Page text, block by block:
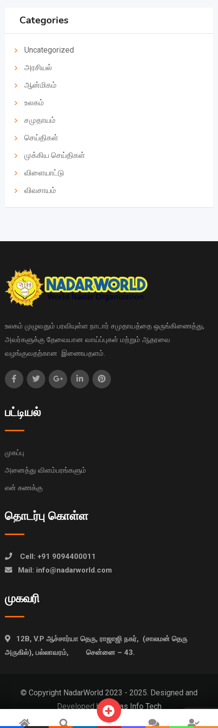
Categories
Uncategorized
அரசியல்
ஆன்மிகம்
உலகம்
சமுதாயம்
செய்திகள்
முக்கிய செய்திகள்
விளையாட்டு
விவசாயம்
உலகம் முழுவதும் பரவியுள்ள நாடார் சமுதாயத்தை ஒருங்கிணைத்து,
அவர்களுக்கு தேவையான வாய்ப்புகள் மற்றும் ஆதரவை
வழங்குவதற்கான இணையதளம்.
பட்டியல்
முகப்பு
அனைத்து விளம்பரங்களும்
என் கணக்கு
தொடர்பு கொள்ள
Cell: +91 9094400011
Mail: info@nadarworld.com
முகவரி
12B, V.P ஆச்சார்யா தெரு, ராஜாஜி நகர், (சாலமன் தெரு
அருகில்), பல்லாவரம், சென்னை – 43.
© Copyright NadarWorld 2023 - 2025. Designed and
Developed byIdatas Info Tech